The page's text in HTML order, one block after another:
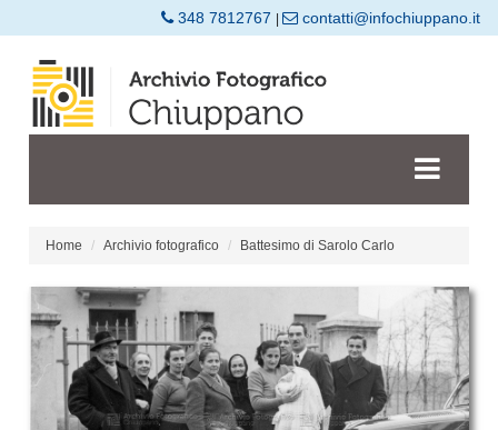
348 7812767 contatti@infochiuppano.it
Home Archivio fotografico Battesimo di Sarolo Carlo